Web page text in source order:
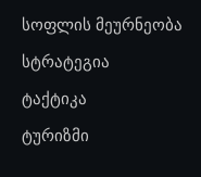
სოფლის მეურნეობა
სტრატეგია
ტაქტიკა
ტურიზმი